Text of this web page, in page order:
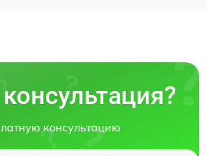
консультацию